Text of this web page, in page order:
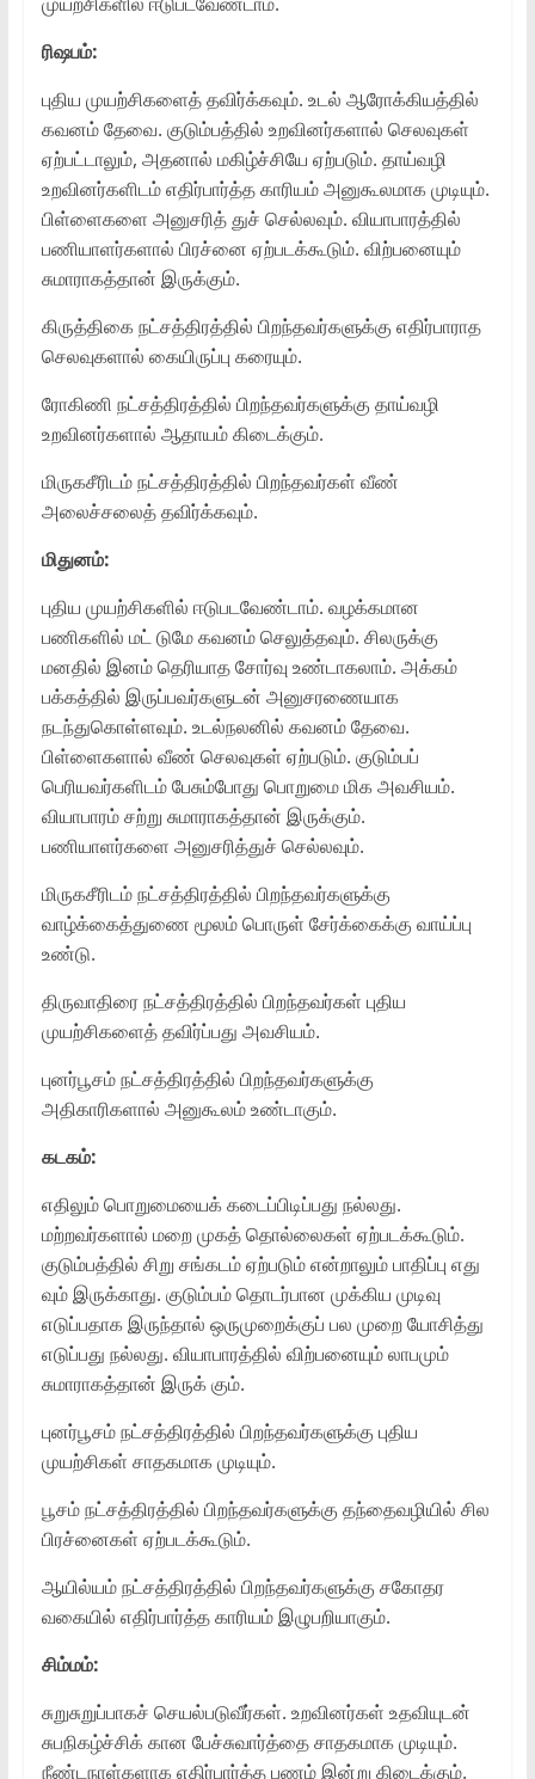
ரிஷபம்:
புதிய முயற்சிகளைத் தவிர்க்கவும். உடல் ஆரோக்கியத்தில்
கவனம் தேவை. குடும்பத்தில் உறவினர்களால் செலவுகள்
ஏற்பட்டாலும், அதனால் மகிழ்ச்சியே ஏற்படும். தாய்வழி
உறவினர்களிடம் எதிர்பார்த்த காரியம் அனுகூலமாக முடியும்.
பிள்ளைகளை அனுசரித் துச் செல்லவும். வியாபாரத்தில்
பணியாளர்களால் பிரச்னை ஏற்படக்கூடும். விற்பனையும்
சுமாராகத்தான் இருக்கும்.
கிருத்திகை நட்சத்திரத்தில் பிறந்தவர்களுக்கு எதிர்பாராத
செலவுகளால் கையிருப்பு கரையும்.
ரோகிணி நட்சத்திரத்தில் பிறந்தவர்களுக்கு தாய்வழி
உறவினர்களால் ஆதாயம் கிடைக்கும்.
மிருகசீரிடம் நட்சத்திரத்தில் பிறந்தவர்கள் வீண்
அலைச்சலைத் தவிர்க்கவும்.
மிதுனம்:
புதிய முயற்சிகளில் ஈடுபடவேண்டாம். வழக்கமான
பணிகளில் மட் டுமே கவனம் செலுத்தவும். சிலருக்கு
மனதில் இனம் தெரியாத சோர்வு உண்டாகலாம். அக்கம்
பக்கத்தில் இருப்பவர்களுடன் அனுசரணையாக
நடந்துகொள்ளவும். உடல்நலனில் கவனம் தேவை.
பிள்ளைகளால் வீண் செலவுகள் ஏற்படும். குடும்பப்
பெரியவர்களிடம் பேசும்போது பொறுமை மிக அவசியம்.
வியாபாரம் சற்று சுமாராகத்தான் இருக்கும்.
பணியாளர்களை அனுசரித்துச் செல்லவும்.
மிருகசீரிடம் நட்சத்திரத்தில் பிறந்தவர்களுக்கு
வாழ்க்கைத்துணை மூலம் பொருள் சேர்க்கைக்கு வாய்ப்பு
உண்டு.
திருவாதிரை நட்சத்திரத்தில் பிறந்தவர்கள் புதிய
முயற்சிகளைத் தவிர்ப்பது அவசியம்.
புனர்பூசம் நட்சத்திரத்தில் பிறந்தவர்களுக்கு
அதிகாரிகளால் அனுகூலம் உண்டாகும்.
கடகம்:
எதிலும் பொறுமையைக் கடைப்பிடிப்பது நல்லது.
மற்றவர்களால் மறை முகத் தொல்லைகள் ஏற்படக்கூடும்.
குடும்பத்தில் சிறு சங்கடம் ஏற்படும் என்றாலும் பாதிப்பு எது
வும் இருக்காது. குடும்பம் தொடர்பான முக்கிய முடிவு
எடுப்பதாக இருந்தால் ஒருமுறைக்குப் பல முறை யோசித்து
எடுப்பது நல்லது. வியாபாரத்தில் விற்பனையும் லாபமும்
சுமாராகத்தான் இருக் கும்.
புனர்பூசம் நட்சத்திரத்தில் பிறந்தவர்களுக்கு புதிய
முயற்சிகள் சாதகமாக முடியும்.
பூசம் நட்சத்திரத்தில் பிறந்தவர்களுக்கு தந்தைவழியில் சில
பிரச்னைகள் ஏற்படக்கூடும்.
ஆயில்யம் நட்சத்திரத்தில் பிறந்தவர்களுக்கு சகோதர
வகையில் எதிர்பார்த்த காரியம் இழுபறியாகும்.
சிம்மம்:
சுறுசுறுப்பாகச் செயல்படுவீர்கள். உறவினர்கள் உதவியுடன்
சுபநிகழ்ச்சிக் கான பேச்சுவார்த்தை சாதகமாக முடியும்.
நீண்டநாள்களாக எதிர்பார்த்த பணம் இன்று கிடைக்கும்.